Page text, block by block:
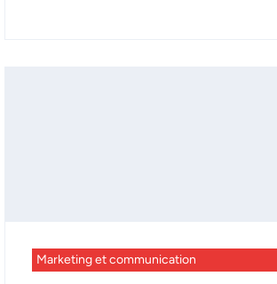
Marketing et communication